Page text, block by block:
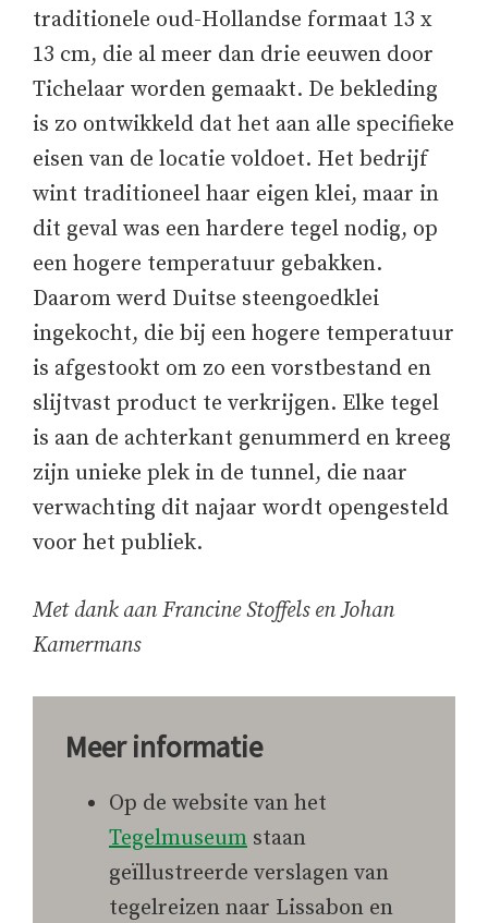
traditionele oud-Hollandse formaat 13 x
13 cm, die al meer dan drie eeuwen door
Tichelaar worden gemaakt. De bekleding
is zo ontwikkeld dat het aan alle specifieke
eisen van de locatie voldoet. Het bedrijf
wint traditioneel haar eigen klei, maar in
dit geval was een hardere tegel nodig, op
een hogere temperatuur gebakken.
Daarom werd Duitse steengoedklei
ingekocht, die bij een hogere temperatuur
is afgestookt om zo een vorstbestand en
slijtvast product te verkrijgen. Elke tegel
is aan de achterkant genummerd en kreeg
zijn unieke plek in de tunnel, die naar
verwachting dit najaar wordt opengesteld
voor het publiek.
Met dank aan Francine Stoffels en Johan
Kamermans
Meer informatie
Op de website van het
Tegelmuseum staan
geïllustreerde verslagen van
tegelreizen naar Lissabon en